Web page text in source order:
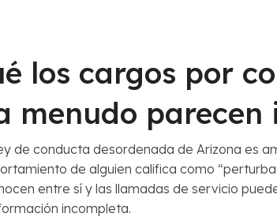
los cargos por
menudo parecen
de conducta desordenada de Arizona es
de alguien califica como
entre sí y las llamadas de servicio
incompleta.